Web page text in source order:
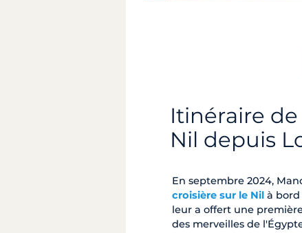
Itinéraire
Nil depuis
En septembre 2024,
croisière sur le Nil à bord
leur a offert une
des merveilles de